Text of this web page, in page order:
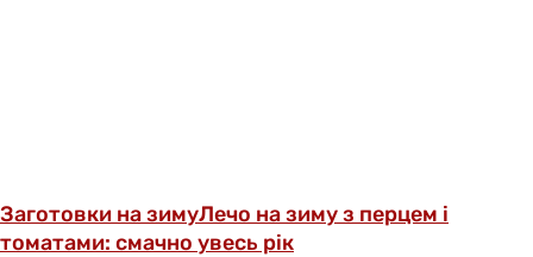
Заготовки на зимуЛечо на зиму з перцем і
томатами: смачно увесь рік